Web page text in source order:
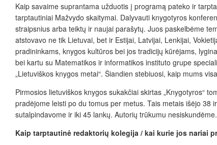
Kaip savaime suprantama užduotis į programą pateko ir
tarptautiniai Mažvydo skaitymai. Dalyvauti knygotyros
straipsnius arba teiktų ir naujai parašytų. Juos paskelbėme
atstovavo ne tik Lietuvai, bet ir Estijai, Latvijai, Lenkijai,
pradininkams, knygos kultūros bei jos tradicijų kūrėjams,
bei kartu su Matematikos ir informatikos instituto grupe
„Lietuviškos knygos metai“. Šiandien stebiuosi, kaip mums
Pirmosios lietuviškos knygos sukakčiai skirtas „Knygotyros“
pradėjome leisti po du tomus per metus. Tais metais išėjo
sutalpindavome ir iki 45 lankų. Autorių trūkumu nesiskundėme.
Kaip tarptautinė redaktorių kolegija / kai kurie jos nariai